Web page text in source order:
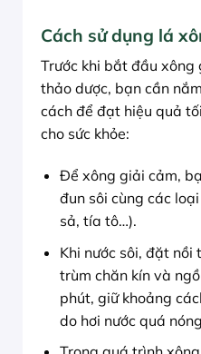
Cách sử dụng lá
Trước khi bắt đầu
thảo dược, bạn cần
cách để đạt hiệu quả
cho sức khỏe:
Để xông giải cảm,
đun sôi cùng các
sả, tía tô…).
Khi nước sôi, đặt
trùm chăn kín và
phút, giữ khoảng
do hơi nước quá